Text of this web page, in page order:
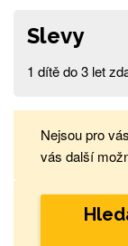
Slevy
1 dítě do 3 let
Nejsou pro
vás další